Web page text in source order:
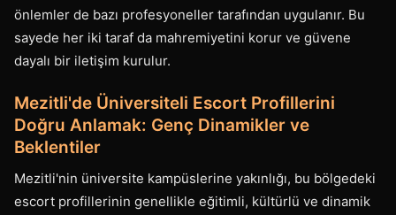
önlemler de bazı profesyoneller tarafından uygulanır. Bu
sayede her iki taraf da mahremiyetini korur ve güvene
dayalı bir iletişim kurulur.
Mezitli'de Üniversiteli Escort Profillerini
Doğru Anlamak: Genç Dinamikler ve
Beklentiler
Mezitli'nin üniversite kampüslerine yakınlığı, bu bölgedeki
escort profillerinin genellikle eğitimli, kültürlü ve dinamik